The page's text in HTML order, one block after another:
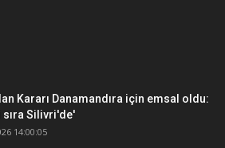
Kararı Danamandıra için emsal oldu:
sıra Silivri'de'
14:00:05